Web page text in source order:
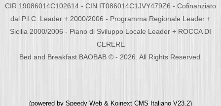
CIR 19086014C102614 - CIN IT086014C1JVY479Z6 - Cofinanziato
dal P.I.C. Leader + 2000/2006 - Programma Regionale Leader +
Sicilia 2000/2006 - Piano di Sviluppo Locale Leader + ROCCA DI
CERERE
Bed and Breakfast BAOBAB © - 2026. All Rights Reserved.
(powered by Speedy Web & Koinext CMS Italiano V23.2)